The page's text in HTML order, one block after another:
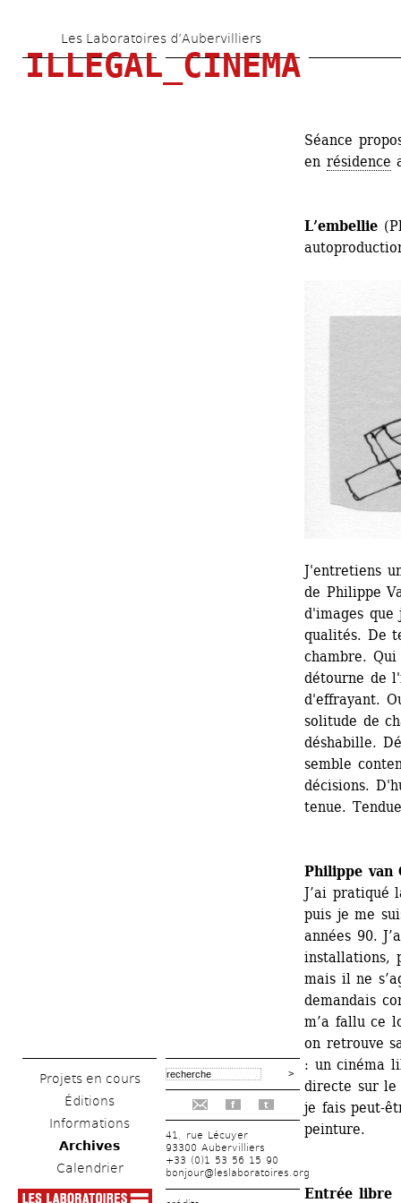
au
contenu
Les Laboratoires d’Aubervilliers
ILLEGAL_CINEMA
Projets en cours
Éditions
Informations
Archives
Calendrier
f t
41, rue Lécuyer
93300 Aubervilliers
+33 (0)1 53 56 15 90
bonjour@leslaboratoires.org
Séance
en résidence
L’embellie
J'entretiens
de Philippe
d'images que
qualités. De
chambre.
détourne de
d'effrayant.
solitude de
déshabille.
semble
décisions.
tenue.
Philippe van
J’ai pratiqué
puis je me
années 90.
installations,
mais il ne
demandais
m’a fallu ce
on retrouve
: un cinéma
directe sur le
je fais peut-
peinture.
Entrée libre